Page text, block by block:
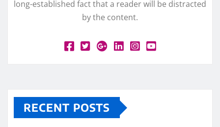
long-established fact that a reader will be distracted
by the content.
RECENT POSTS